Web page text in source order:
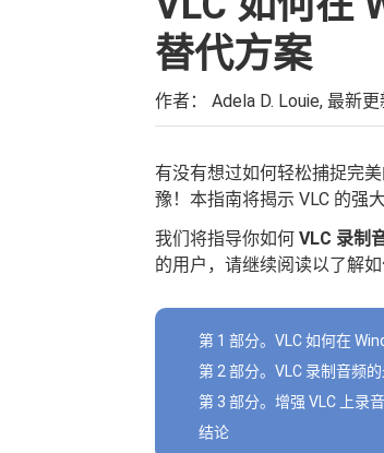
替代方案
作者： Adela D. Louie, 最新更
有没有想过如何轻松捕捉完
豫！本指南将揭示 VLC 的强
我们将指导你如何 VLC 录制
的用户，请继续阅读以了解如
第 1 部分。VLC 如何在
第 2 部分。VLC 录制音频
第 3 部分。增强 VLC 上录
结论